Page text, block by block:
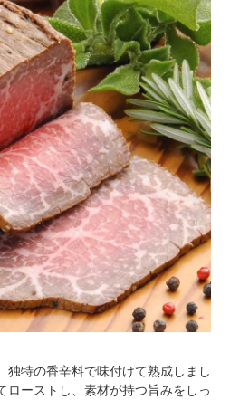
独特の香辛料で味付けて熟成しまし
ローストし、素材が持つ旨みをしっ